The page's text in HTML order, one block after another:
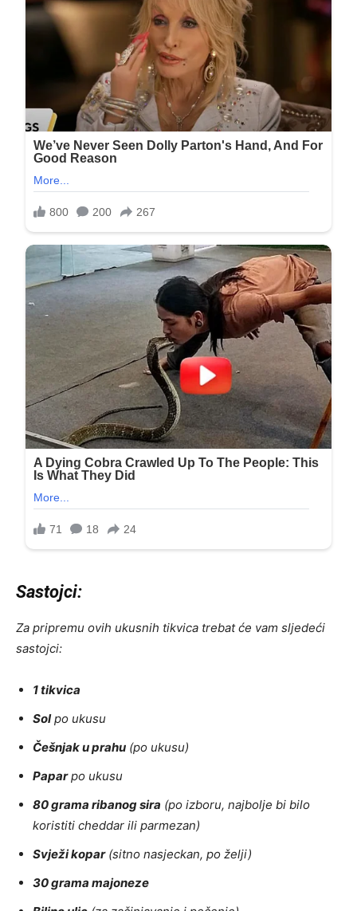
Sastojci:
Za pripremu ovih ukusnih tikvica trebat će vam sljedeći
sastojci:
1 tikvica
Solpo ukusu
Češnjak u prahu (po ukusu)
Paparpo ukusu
80 grama ribanog sira (po izboru, najbolje bi bilo
koristiti cheddar ili parmezan)
Svježi kopar(sitno nasjeckan, po želji)
30 grama majoneze